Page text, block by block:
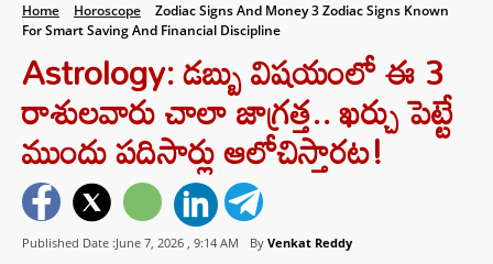
Home Horoscope
Zodiac Signs And Money 3 Zodiac Signs Known
For Smart Saving And Financial Discipline
Astrology: డబ్బు విషయంలో ఈ 3
రాశులవారు చాలా జాగ్రత్త.. ఖర్చు పెట్టే
ముందు పదిసార్లు ఆలోచిస్తారట!
Published Date :June 7, 2026 , 9:14 AM By Venkat Reddy